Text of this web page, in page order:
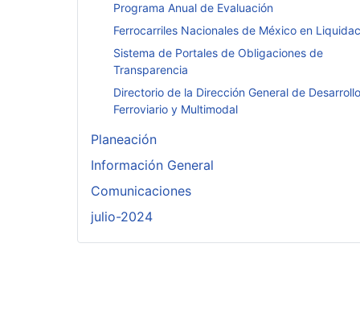
Programa Anual de Evaluación
Ferrocarriles Nacionales de México en
Sistema de Portales de Obligaciones de
Transparencia
Directorio de la Dirección General de Desarrollo
Ferroviario y Multimodal
Planeación
Información General
Comunicaciones
julio-2024